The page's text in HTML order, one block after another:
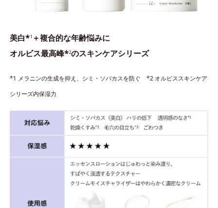
美白*1 ＋複合的な年齢悩みに
オルビス最高峰*2のスキンケアシリーズ
*1 メラニンの生成を抑え、シミ・ソバカスを防ぐ *2 オルビススキンケア
シリーズ内保湿力